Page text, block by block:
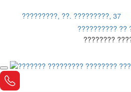
?????????, ??. ?????????, 37
?????????? ??
????????